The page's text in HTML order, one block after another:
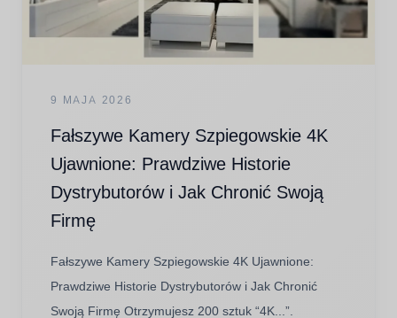
9 MAJA 2026
Fałszywe Kamery Szpiegowskie 4K
Ujawnione: Prawdziwe Historie
Dystrybutorów i Jak Chronić Swoją
Firmę
Fałszywe Kamery Szpiegowskie 4K Ujawnione:
Prawdziwe Historie Dystrybutorów i Jak Chronić
Swoją Firmę Otrzymujesz 200 sztuk “4K...”.